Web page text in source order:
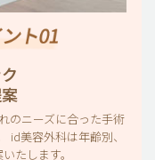
のニーズに合った手術
id美容外科は年齢別、
たします。